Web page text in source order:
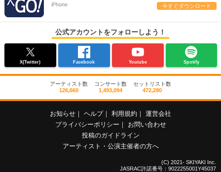
iPhone 今すぐダウンロード
公式アカウントをフォローしよう！
X(Twitter) Facebook Youtube Spotify
アーティスト数
126,660
コンサート数
1,493,094
セットリスト数
472,280
お知らせ ｜ ヘルプ｜ 利用規約 ｜ 運営会社
プライバシーポリシー ｜
お問い合わせ
投稿のガイドライン
アーティスト・公演主催者の方へ
(C) 2021- SKIYAKI Inc.
JASRAC許諾番号：9022255001Y45037